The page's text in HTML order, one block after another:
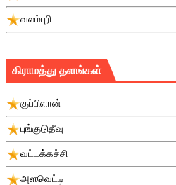
வலம்புரி
கிராமத்து தளங்கள்
குப்பிளான்
புங்குடுதீவு
வட்டக்கச்சி
அளவெட்டி